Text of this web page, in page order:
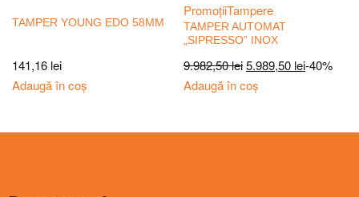
TAMPER YOUNG EDO 58MM
141,16 lei
Adaugă în coș
PromoțiiTampere
TAMPER AUTOMAT
„SIPRESSO” INOX
9.982,50lei5.989,50 lei-40%
Adaugă în coș